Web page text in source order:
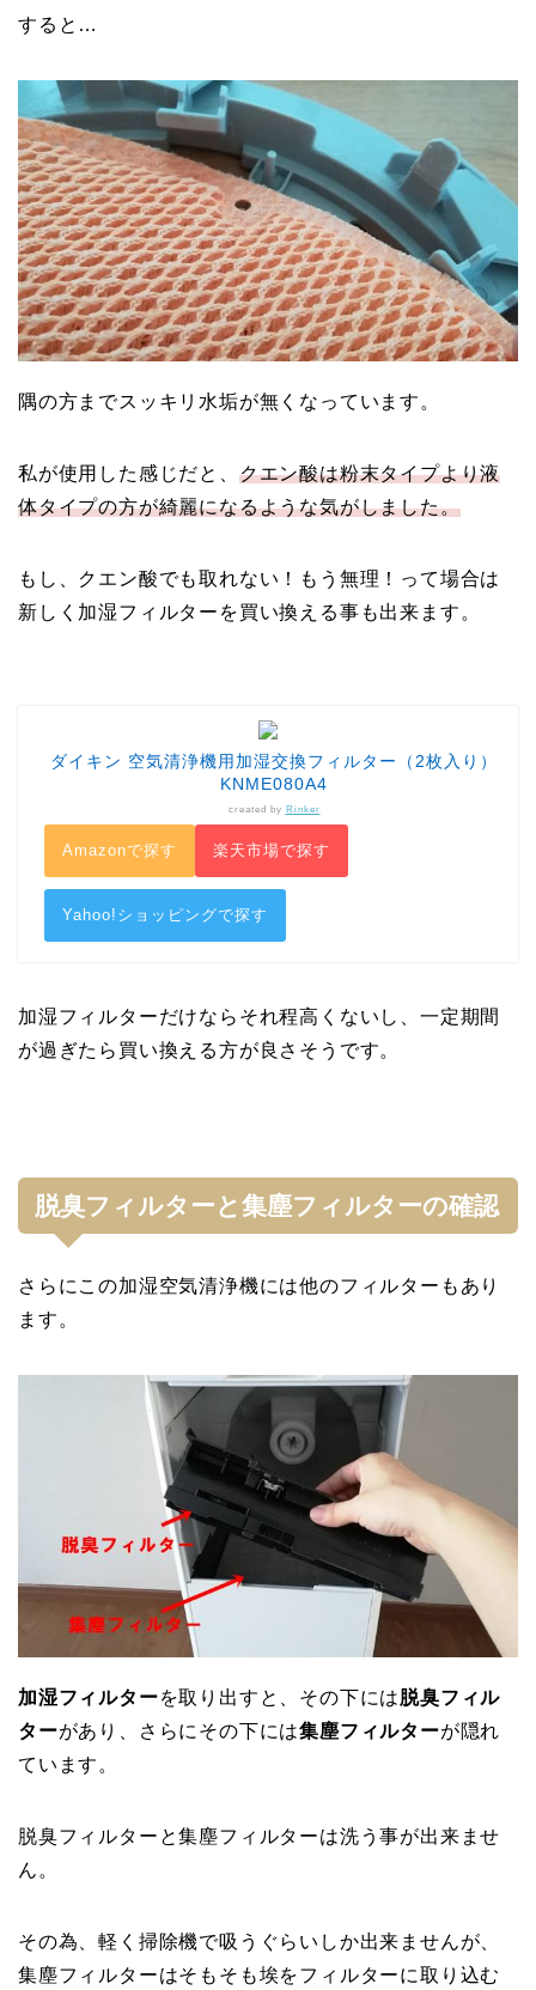
すると…
隅の方までスッキリ水垢が無くなっています。
私が使用した感じだと、 クエン酸は粉末タイプより液
体タイプの方が綺麗になるような気がしました。
もし、クエン酸でも取れない！もう無理！って場合は
新しく加湿フィルターを買い換える事も出来ます。
ダイキン 空気清浄機用加湿交換フィルター（2枚入り）
KNME080A4
created by Rinker
Amazonで探す 楽天市場で探す
Yahoo!ショッピングで探す
加湿フィルターだけならそれ程高くないし、一定期間
が過ぎたら買い換える方が良さそうです。
脱臭フィルターと集塵フィルターの確認
さらにこの加湿空気清浄機には他のフィルターもあり
ます。
加湿フィルターを取り出すと、その下には脱臭フィル
ターがあり、さらにその下には集塵フィルターが隠れ
ています。
脱臭フィルターと集塵フィルターは洗う事が出来ませ
ん。
その為、軽く掃除機で吸うぐらいしか出来ませんが、
集塵フィルターはそもそも埃をフィルターに取り込む